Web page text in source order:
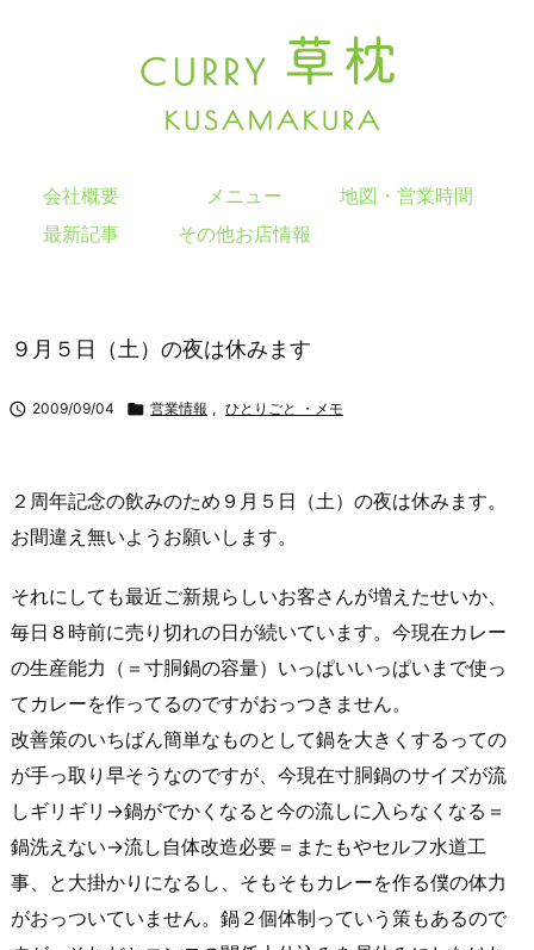
会社概要 メニュー
地図・営業時間
最新記事
その他お店情報
９月５日（土）の夜は休みます
 2009/09/04  営業情報 , ひとりごと ・メモ
２周年記念の飲みのため９月５日（土）の夜は休みます。
お間違え無いようお願いします。
それにしても最近ご新規らしいお客さんが増えたせいか、
毎日８時前に売り切れの日が続いています。今現在カレー
の生産能力（＝寸胴鍋の容量）いっぱいいっぱいまで使っ
てカレーを作ってるのですがおっつきません。
改善策のいちばん簡単なものとして鍋を大きくするっての
が手っ取り早そうなのですが、今現在寸胴鍋のサイズが流
しギリギリ→鍋がでかくなると今の流しに入らなくなる＝
鍋洗えない→流し自体改造必要＝またもやセルフ水道工
事、と大掛かりになるし、そもそもカレーを作る僕の体力
がおっついていません。鍋２個体制っていう策もあるので